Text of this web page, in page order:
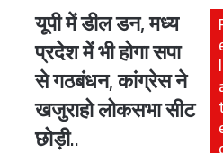
यूपी
डील
डन,
मध्य
प्रदेश
में
भी
यूपी में डील डन, मध्य
प्रदेश में भी होगा सपा
से गठबंधन, कांग्रेस ने
खजुराहो लोकसभा सीट
छोड़ी..
l